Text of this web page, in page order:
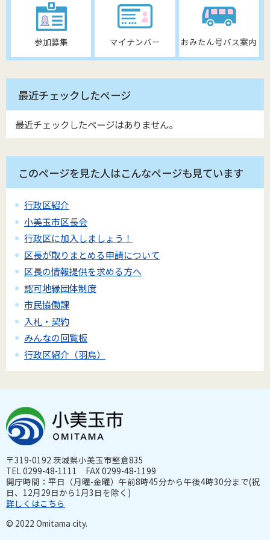
参加募集 マイナンバー おみたん号バス案内
最近チェックしたページ
最近チェックしたページはありません。
このページを見た人はこんなページも見ています
行政区紹介
小美玉市区長会
行政区に加入しましょう！
区長が取りまとめる申請について
区長の情報提供を求める方へ
認可地縁団体制度
市民協働課
入札・契約
みんなの回覧板
行政区紹介（羽鳥）
〒319-0192 茨城県小美玉市堅倉835
TEL 0299-48-1111 FAX 0299-48-1199
開庁時間：平日（月曜-金曜）午前8時45分から午後4時30分まで(祝
日、12月29日から1月3日を除く)
詳しくはこちら
© 2022 Omitama city.